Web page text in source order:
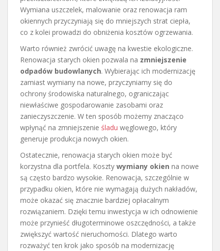
Wymiana uszczelek, malowanie oraz renowacja ram
okiennych przyczyniają się do mniejszych strat ciepła,
co z kolei prowadzi do obniżenia kosztów ogrzewania.
Warto również zwrócić uwagę na kwestie ekologiczne.
Renowacja starych okien pozwala na zmniejszenie
odpadów budowlanych. Wybierając ich modernizację
zamiast wymiany na nowe, przyczyniamy się do
ochrony środowiska naturalnego, ograniczając
niewłaściwe gospodarowanie zasobami oraz
zanieczyszczenie. W ten sposób możemy znacząco
wpłynąć na zmniejszenie śladu węglowego, który
generuje produkcja nowych okien.
Ostatecznie, renowacja starych okien może być
korzystna dla portfela. Koszty wymiany okien na nowe
są często bardzo wysokie. Renowacja, szczególnie w
przypadku okien, które nie wymagają dużych nakładów,
może okazać się znacznie bardziej opłacalnym
rozwiązaniem. Dzięki temu inwestycja w ich odnowienie
może przynieść długoterminowe oszczędności, a także
zwiększyć wartość nieruchomości. Dlatego warto
rozważyć ten krok jako sposób na modernizację